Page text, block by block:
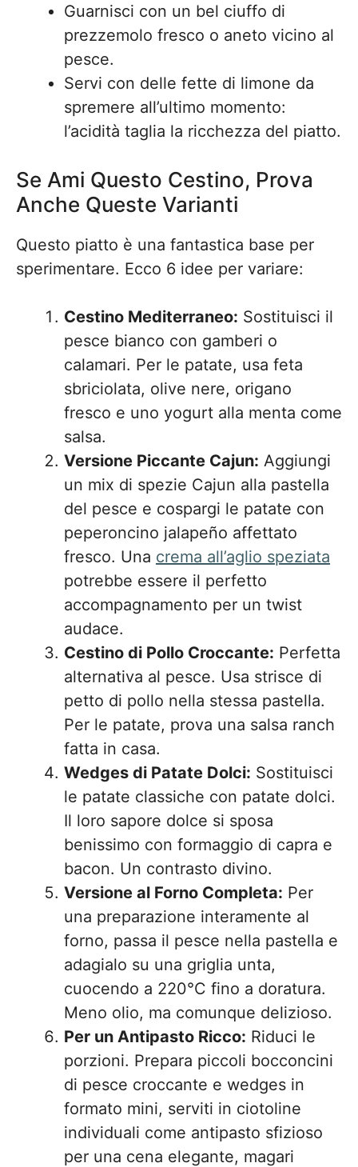
Guarnisci con un bel ciuffo di
prezzemolo fresco o aneto vicino al
pesce.
Servi con delle fette di limone da
spremere all’ultimo momento:
l’acidità taglia la ricchezza del piatto.
Se Ami Questo Cestino, Prova
Anche Queste Varianti
Questo piatto è una fantastica base per
sperimentare. Ecco 6 idee per variare:
Cestino Mediterraneo: Sostituisci il
pesce bianco con gamberi o
calamari. Per le patate, usa feta
sbriciolata, olive nere, origano
fresco e uno yogurt alla menta come
salsa.
Versione Piccante Cajun: Aggiungi
un mix di spezie Cajun alla pastella
del pesce e cospargi le patate con
peperoncino jalapeño affettato
fresco. Una crema all’aglio speziata
potrebbe essere il perfetto
accompagnamento per un twist
audace.
Cestino di Pollo Croccante: Perfetta
alternativa al pesce. Usa strisce di
petto di pollo nella stessa pastella.
Per le patate, prova una salsa ranch
fatta in casa.
Wedges di Patate Dolci: Sostituisci
le patate classiche con patate dolci.
Il loro sapore dolce si sposa
benissimo con formaggio di capra e
bacon. Un contrasto divino.
Versione al Forno Completa: Per
una preparazione interamente al
forno, passa il pesce nella pastella e
adagialo su una griglia unta,
cuocendo a 220°C fino a doratura.
Meno olio, ma comunque delizioso.
Per un Antipasto Ricco: Riduci le
porzioni. Prepara piccoli bocconcini
di pesce croccante e wedges in
formato mini, serviti in ciotoline
individuali come antipasto sfizioso
per una cena elegante, magari